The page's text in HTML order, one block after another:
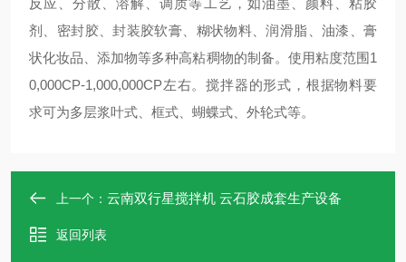
反应、分散、溶解、调质等工艺，如油墨、颜料、粘胶
剂、密封胶、封装胶软膏、糊状物料、润滑脂、油漆、膏
状化妆品、添加物等多种高粘稠物的制备。使用粘度范围1
0,000CP-1,000,000CP左右。搅拌器的形式，根据物料要
求可为多层浆叶式、框式、蝴蝶式、外轮式等。
上一个： 云南双行星搅拌机 云石胶成套生产设备
返回列表